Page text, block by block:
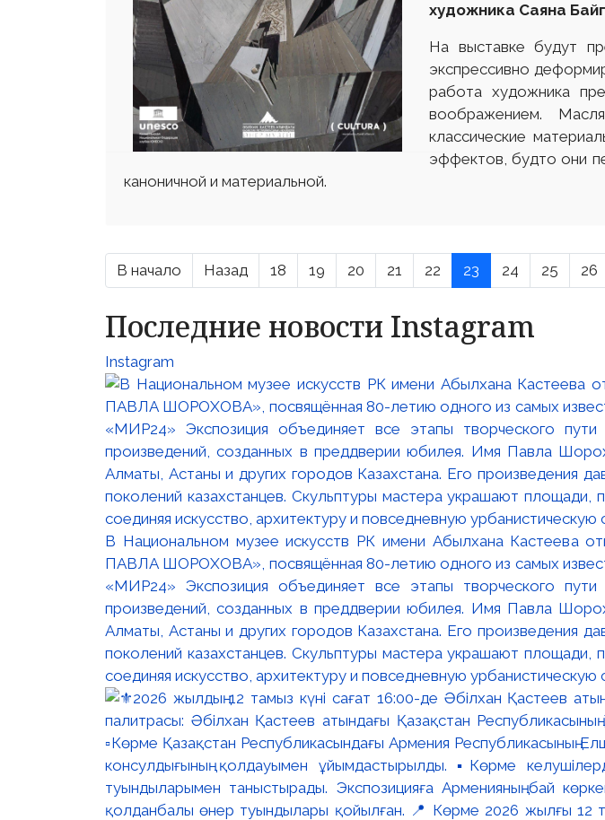
художника Саяна
На выставке будут
экспрессивно
работа художника
воображением.
классические
эффектов, будто они
каноничной и материальной.
В начало Назад 18 19 20 21 22 23 24 25 26
Последние новости Instagram
Instagram
В Национальном музее искусств РК имени Абылхана Кастеева
ПАВЛА ШОРОХОВА», посвящённая 80-летию одного из самых
«МИР24» Экспозиция объединяет все этапы творческого
произведений, созданных в преддверии юбилея. Имя Павла
Алматы, Астаны и других городов Казахстана. Его произведения
поколений казахстанцев. Скульптуры мастера украшают
соединяя искусство, архитектуру и повседневную